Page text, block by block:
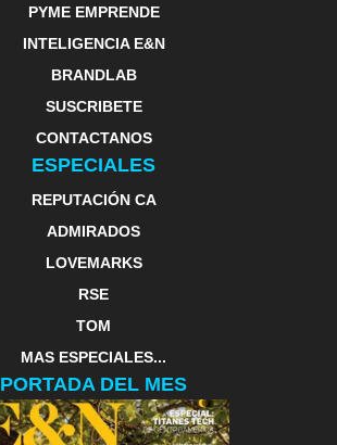
PYME EMPRENDE
INTELIGENCIA E&N
BRANDLAB
SUSCRIBETE
CONTACTANOS
ESPECIALES
REPUTACIÓN CA
ADMIRADOS
LOVEMARKS
RSE
TOM
MAS ESPECIALES...
PORTADA DEL MES